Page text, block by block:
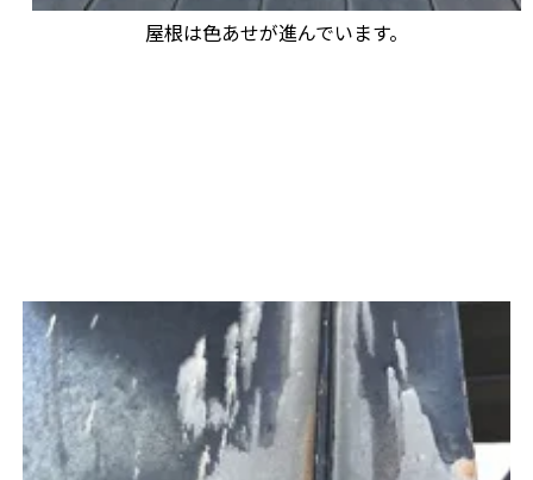
屋根は色あせが進んでいます。